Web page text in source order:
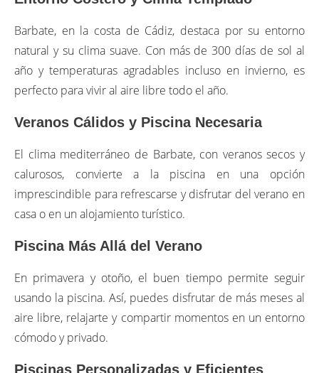
Barbate, en la costa de Cádiz, destaca por su entorno
natural y su clima suave. Con más de 300 días de sol al
año y temperaturas agradables incluso en invierno, es
perfecto para vivir al aire libre todo el año.
Veranos Cálidos y Piscina Necesaria
El clima mediterráneo de Barbate, con veranos secos y
calurosos, convierte a la piscina en una opción
imprescindible para refrescarse y disfrutar del verano en
casa o en un alojamiento turístico.
Piscina Más Allá del Verano
En primavera y otoño, el buen tiempo permite seguir
usando la piscina. Así, puedes disfrutar de más meses al
aire libre, relajarte y compartir momentos en un entorno
cómodo y privado.
Piscinas Personalizadas y Eficientes